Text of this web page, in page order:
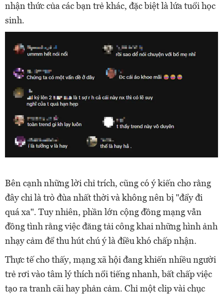
nhận thức của các bạn trẻ khác, đặc biệt là lứa tuổi học
sinh.
Bên cạnh những lời chỉ trích, cũng có ý kiến cho rằng
đây chỉ là trò đùa nhất thời và không nên bị "đẩy đi
quá xa". Tuy nhiên, phần lớn cộng đồng mạng vẫn
đồng tình rằng việc đăng tải công khai những hình ảnh
nhạy cảm để thu hút chú ý là điều khó chấp nhận.
Thực tế cho thấy, mạng xã hội đang khiến nhiều người
trẻ rơi vào tâm lý thích nổi tiếng nhanh, bất chấp việc
tạo ra tranh cãi hay phản cảm. Chỉ một clip vài chục